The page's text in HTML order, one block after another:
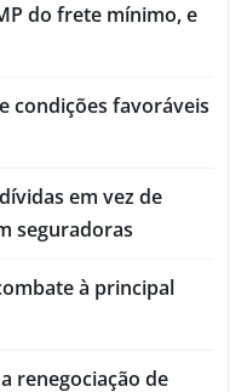
do frete mínimo, e
condições favoráveis
em vez de
seguradoras
à principal
renegociação de